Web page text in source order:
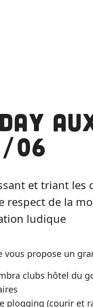
06
et triant
respect de la
ludique
vous propose un
clubs hôtel du
plogging (courir et